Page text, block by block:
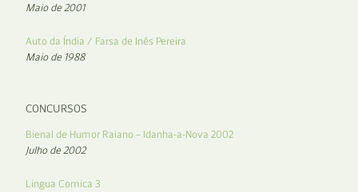
Maio de 2001
Auto da Índia / Farsa de Inês Pereira
Maio de 1988
CONCURSOS
Bienal de Humor Raiano – Idanha-a-Nova 2002
Julho de 2002
Lingua Comica 3